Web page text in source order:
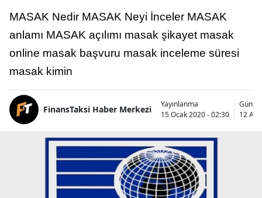
MASAK Nedir MASAK Neyi İnceler MASAK
anlamı MASAK açılımı masak şikayet masak
online masak başvuru masak inceleme süresi
masak kimin
FinansTaksi Haber Merkezi
Yayınlanma
15 Ocak 2020 - 02:30
12